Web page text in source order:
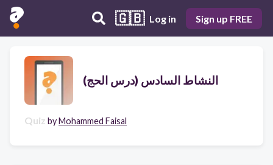
🇬🇧 Log in Sign up FREE
النشاط السادس (درس الحج)
Quiz byMohammed Faisal